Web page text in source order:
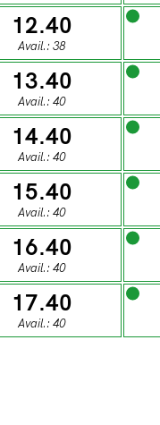
SUNDAY
02
SUNDAY
09
SUNDAY
16
SUNDAY
23
12.40
Avail.: 38
13.40
Avail.: 40
14.40
Avail.: 40
15.40
Avail.: 40
16.40
Avail.: 40
17.40
Avail.: 40